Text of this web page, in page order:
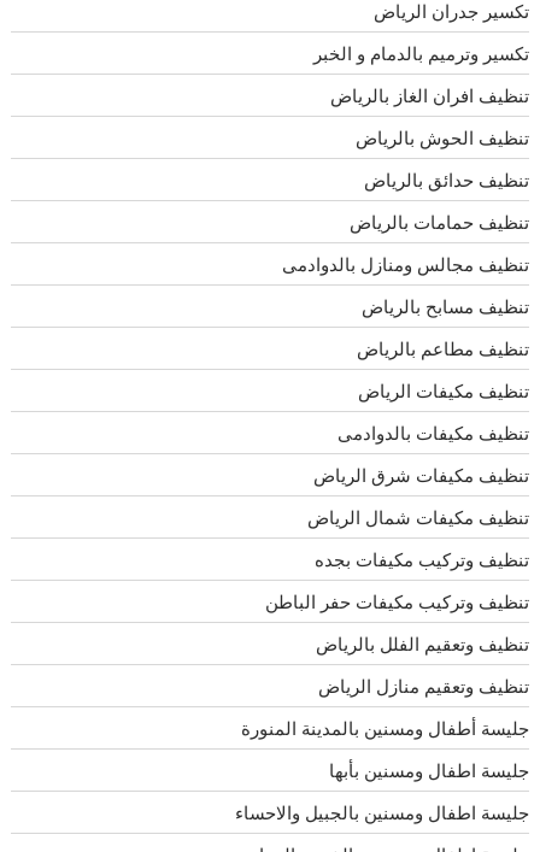
تكسير جدران الرياض
تكسير وترميم بالدمام و الخبر
تنظيف افران الغاز بالرياض
تنظيف الحوش بالرياض
تنظيف حدائق بالرياض
تنظيف حمامات بالرياض
تنظيف مجالس ومنازل بالدوادمى
تنظيف مسابح بالرياض
تنظيف مطاعم بالرياض
تنظيف مكيفات الرياض
تنظيف مكيفات بالدوادمى
تنظيف مكيفات شرق الرياض
تنظيف مكيفات شمال الرياض
تنظيف وتركيب مكيفات بجده
تنظيف وتركيب مكيفات حفر الباطن
تنظيف وتعقيم الفلل بالرياض
تنظيف وتعقيم منازل الرياض
جليسة أطفال ومسنين بالمدينة المنورة
جليسة اطفال ومسنين بأبها
جليسة اطفال ومسنين بالجبيل والاحساء